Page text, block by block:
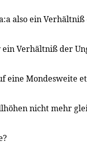
also ein
ein Verhältniß der
eine Mondesweite
nicht mehr